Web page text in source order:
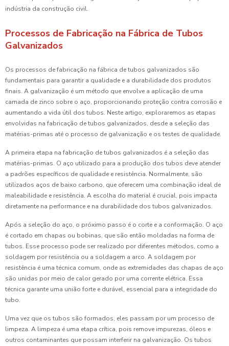
indústria da construção civil.
Processos de Fabricação na Fábrica de Tubos
Galvanizados
Os processos de fabricação na fábrica de tubos galvanizados são
fundamentais para garantir a qualidade e a durabilidade dos produtos
finais. A galvanização é um método que envolve a aplicação de uma
camada de zinco sobre o aço, proporcionando proteção contra corrosão e
aumentando a vida útil dos tubos. Neste artigo, exploraremos as etapas
envolvidas na fabricação de tubos galvanizados, desde a seleção das
matérias-primas até o processo de galvanização e os testes de qualidade.
A primeira etapa na fabricação de tubos galvanizados é a seleção das
matérias-primas. O aço utilizado para a produção dos tubos deve atender
a padrões específicos de qualidade e resistência. Normalmente, são
utilizados aços de baixo carbono, que oferecem uma combinação ideal de
maleabilidade e resistência. A escolha do material é crucial, pois impacta
diretamente na performance e na durabilidade dos tubos galvanizados.
Após a seleção do aço, o próximo passo é o corte e a conformação. O aço
é cortado em chapas ou bobinas, que são então moldadas na forma de
tubos. Esse processo pode ser realizado por diferentes métodos, como a
soldagem por resistência ou a soldagem a arco. A soldagem por
resistência é uma técnica comum, onde as extremidades das chapas de aço
são unidas por meio de calor gerado por uma corrente elétrica. Essa
técnica garante uma união forte e durável, essencial para a integridade do
tubo.
Uma vez que os tubos são formados, eles passam por um processo de
limpeza. A limpeza é uma etapa crítica, pois remove impurezas, óleos e
outros contaminantes que possam interferir na galvanização. Os tubos